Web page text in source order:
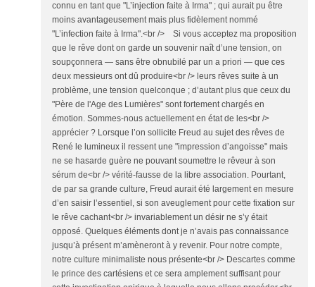
connu en tant que "L’injection faite à Irma" ; qui aurait pu être
moins avantageusement mais plus fidèlement nommé
"L’infection faite à Irma".<br /> Si vous acceptez ma proposition
que le rêve dont on garde un souvenir naît d’une tension, on
soupçonnera ― sans être obnubilé par un a priori ― que ces
deux messieurs ont dû produire<br /> leurs rêves suite à un
problème, une tension quelconque ; d’autant plus que ceux du
"Père de l'Age des Lumières" sont fortement chargés en
émotion. Sommes-nous actuellement en état de les<br />
apprécier ? Lorsque l’on sollicite Freud au sujet des rêves de
René le lumineux il ressent une "impression d’angoisse" mais
ne se hasarde guère ne pouvant soumettre le rêveur à son
sérum de<br /> vérité-fausse de la libre association. Pourtant,
de par sa grande culture, Freud aurait été largement en mesure
d’en saisir l’essentiel, si son aveuglement pour cette fixation sur
le rêve cachant<br /> invariablement un désir ne s’y était
opposé. Quelques éléments dont je n’avais pas connaissance
jusqu’à présent m’amèneront à y revenir. Pour notre compte,
notre culture minimaliste nous présente<br /> Descartes comme
le prince des cartésiens et ce sera amplement suffisant pour